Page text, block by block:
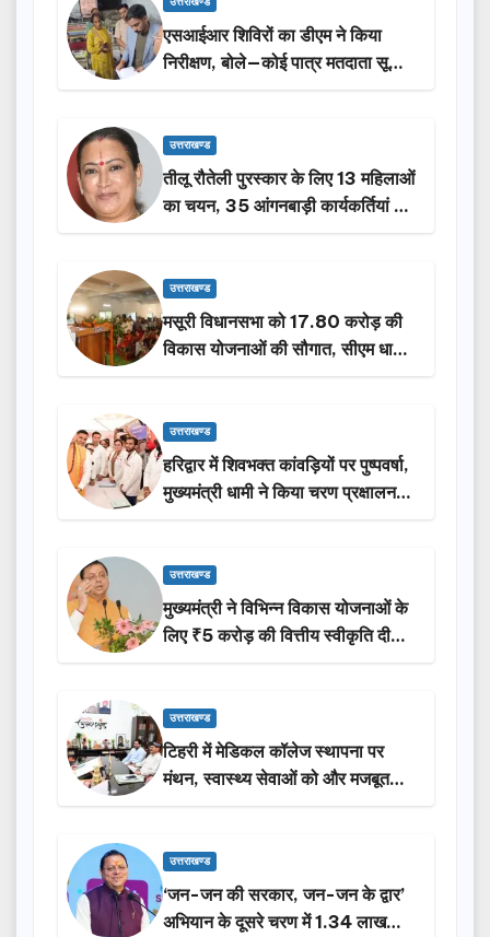
एसआईआर शिविरों का डीएम ने किया
निरीक्षण, बोले—कोई पात्र मतदाता सूची
से न छूटे…
उत्तराखण्ड
तीलू रौतेली पुरस्कार के लिए 13 महिलाओं
का चयन, 35 आंगनबाड़ी कार्यकर्तियां भी
होंगी सम्मानित…
उत्तराखण्ड
मसूरी विधानसभा को 17.80 करोड़ की
विकास योजनाओं की सौगात, सीएम धामी
ने किया लोकार्पण-शिलान्यास.
उत्तराखण्ड
हरिद्वार में शिवभक्त कांवड़ियों पर पुष्पवर्षा,
मुख्यमंत्री धामी ने किया चरण प्रक्षालन…
उत्तराखण्ड
मुख्यमंत्री ने विभिन्न विकास योजनाओं के
लिए ₹5 करोड़ की वित्तीय स्वीकृति दी…
उत्तराखण्ड
टिहरी में मेडिकल कॉलेज स्थापना पर
मंथन, स्वास्थ्य सेवाओं को और मजबूत
करेगी सरकार: मुख्यमंत्री धामी…
उत्तराखण्ड
‘जन-जन की सरकार, जन-जन के द्वार’
अभियान के दूसरे चरण में 1.34 लाख